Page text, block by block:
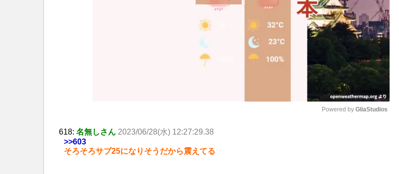
Powered by GliaStudios
618: 名無しさん 2023/06/28(水) 12:27:29.38
>>603
そろそろサブ25になりそうだから震えてる